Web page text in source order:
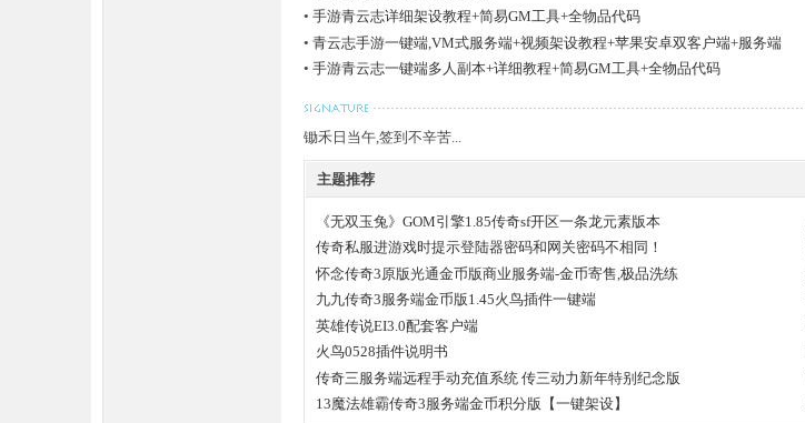
• 手游青云志详细架设教程+简易GM工具+全物品代码
• 青云志手游一键端,VM式服务端+视频架设教程+苹果安卓双客户端+服务端
• 手游青云志一键端多人副本+详细教程+简易GM工具+全物品代码
锄禾日当午,签到不辛苦...
主题推荐
《无双玉兔》GOM引擎1.85传奇sf开区一条龙元素版本
传奇私服进游戏时提示登陆器密码和网关密码不相同！
怀念传奇3原版光通金币版商业服务端-金币寄售,极品洗练
九九传奇3服务端金币版1.45火鸟插件一键端
英雄传说EI3.0配套客户端
火鸟0528插件说明书
传奇三服务端远程手动充值系统 传三动力新年特别纪念版
13魔法雄霸传奇3服务端金币积分版【一键架设】